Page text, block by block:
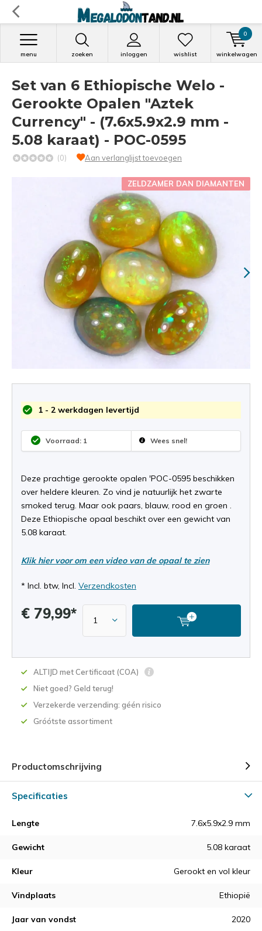
zoeken inloggen
menu wishlist winkelwagen
0
Set van 6 Ethiopische Welo -
Gerookte Opalen "Aztek
Currency" - (7.6x5.9x2.9 mm -
5.08 karaat) - POC-0595
(0) Aan verlanglijst toevoegen
ZELDZAMER DAN DIAMANTEN
1 - 2 werkdagen levertijd
Voorraad: 1 Wees snel!
Deze prachtige gerookte opalen 'POC-0595 beschikken
over heldere kleuren. Zo vind je natuurlijk het zwarte
smoked terug. Maar ook paars, blauw, rood en groen .
Deze Ethiopische opaal beschikt over een gewicht van
5.08 karaat.
Klik hier voor om een video van de opaal te zien
* Incl. btw, Incl. Verzendkosten
€ 79,99*
ALTIJD met Certificaat (COA)
Niet goed? Geld terug!
Verzekerde verzending: géén risico
Gróótste assortiment
Productomschrijving
Specificaties
Lengte 7.6x5.9x2.9 mm
Gewicht 5.08 karaat
Kleur Gerookt en vol kleur
Vindplaats Ethiopië
Jaar van vondst 2020